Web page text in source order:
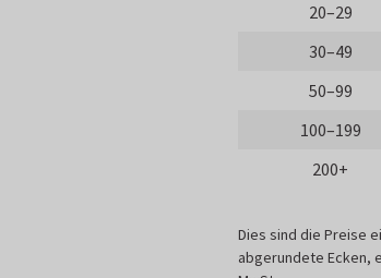
20–29
30–49
50–99
100–199
200+
Dies sind die Preise
abgerundete Ecken,